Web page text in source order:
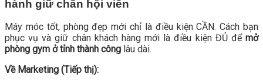
hành giữ chân hội viên
Máy móc tốt, phòng đẹp mới chỉ là điều kiện CẦN. Cách bạn
phục vụ và giữ chân khách hàng mới là điều kiện ĐỦ để mở
phòng gym ở tỉnh thành công lâu dài.
Về Marketing (Tiếp thị):